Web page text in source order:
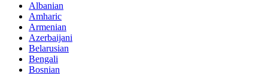
Albanian
Amharic
Armenian
Azerbaijani
Belarusian
Bengali
Bosnian